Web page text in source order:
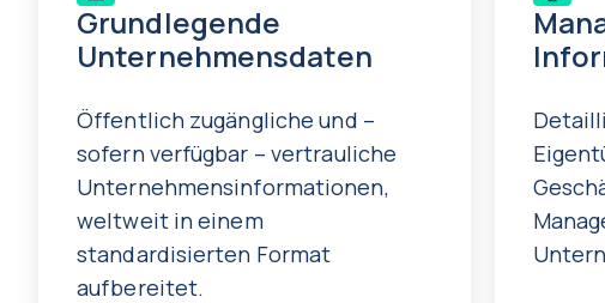
Grundlegende
Unternehmensdaten
Öffentlich zugängliche und –
sofern verfügbar – vertrauliche
Unternehmensinformationen,
weltweit in einem
standardisierten Format
aufbereitet.